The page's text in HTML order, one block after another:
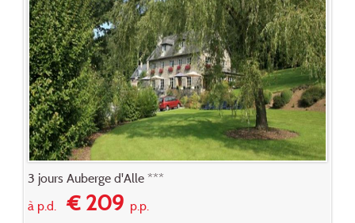
3 jours Auberge d'Alle ***
à p.d.€ 209p.p.